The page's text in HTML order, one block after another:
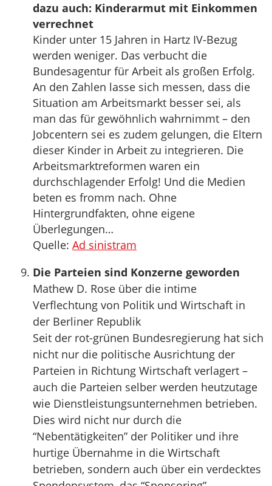
dazu auch: Kinderarmut mit Einkommen
verrechnet
Kinder unter 15 Jahren in Hartz IV-Bezug
werden weniger. Das verbucht die
Bundesagentur für Arbeit als großen Erfolg.
An den Zahlen lasse sich messen, dass die
Situation am Arbeitsmarkt besser sei, als
man das für gewöhnlich wahrnimmt – den
Jobcentern sei es zudem gelungen, die Eltern
dieser Kinder in Arbeit zu integrieren. Die
Arbeitsmarktreformen waren ein
durchschlagender Erfolg! Und die Medien
beten es fromm nach. Ohne
Hintergrundfakten, ohne eigene
Überlegungen…
Quelle: Ad sinistram
Die Parteien sind Konzerne geworden
Mathew D. Rose über die intime
Verflechtung von Politik und Wirtschaft in
der Berliner Republik
Seit der rot-grünen Bundesregierung hat sich
nicht nur die politische Ausrichtung der
Parteien in Richtung Wirtschaft verlagert –
auch die Parteien selber werden heutzutage
wie Dienstleistungsunternehmen betrieben.
Dies wird nicht nur durch die
“Nebentätigkeiten” der Politiker und ihre
hurtige Übernahme in die Wirtschaft
betrieben, sondern auch über ein verdecktes